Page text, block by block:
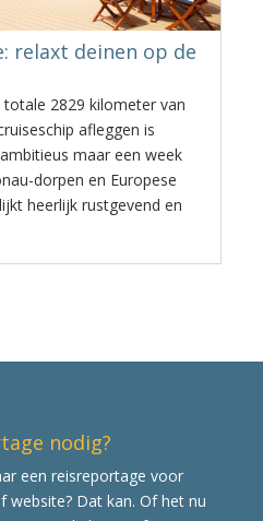
relaxt deinen op de
totale 2829 kilometer van
afleggen is
maar een week
dorpen en Europese
heerlijk rustgevend en
nodig?
een reisreportage voor
website? Dat kan. Of het nu